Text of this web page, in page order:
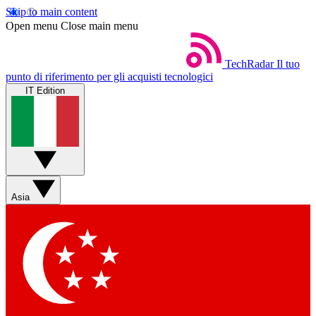
Skip to main content
Open menu Close main menu
TechRadar Il tuo
punto di riferimento per gli acquisti tecnologici
IT Edition
Asia